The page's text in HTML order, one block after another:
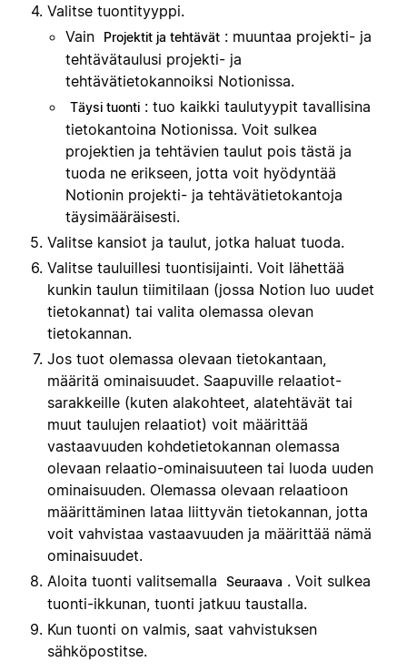
Valitse tuontityyppi.
Vain
Projektit ja tehtävät : muuntaa projekti- ja
tehtävätaulusi projekti- ja
tehtävätietokannoiksi Notionissa.
Täysi tuonti : tuo kaikki taulutyypit tavallisina
tietokantoina Notionissa. Voit sulkea
projektien ja tehtävien taulut pois tästä ja
tuoda ne erikseen, jotta voit hyödyntää
Notionin projekti- ja tehtävätietokantoja
täysimääräisesti.
Valitse kansiot ja taulut, jotka haluat tuoda.
Valitse tauluillesi tuontisijainti. Voit lähettää
kunkin taulun tiimitilaan (jossa Notion luo uudet
tietokannat) tai valita olemassa olevan
tietokannan.
Jos tuot olemassa olevaan tietokantaan,
määritä ominaisuudet. Saapuville relaatiot-
sarakkeille (kuten alakohteet, alatehtävät tai
muut taulujen relaatiot) voit määrittää
vastaavuuden kohdetietokannan olemassa
olevaan relaatio-ominaisuuteen tai luoda uuden
ominaisuuden. Olemassa olevaan relaatioon
määrittäminen lataa liittyvän tietokannan, jotta
voit vahvistaa vastaavuuden ja määrittää nämä
ominaisuudet.
Aloita tuonti valitsemalla
Seuraava . Voit sulkea
tuonti-ikkunan, tuonti jatkuu taustalla.
Kun tuonti on valmis, saat vahvistuksen
sähköpostitse.